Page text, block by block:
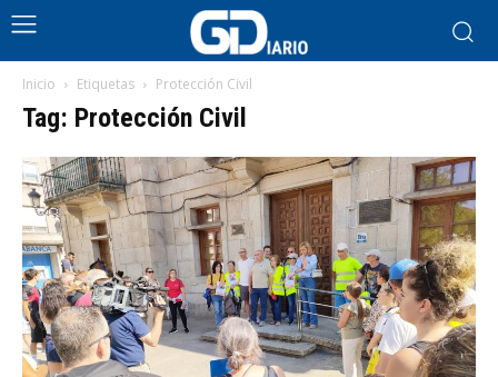
Inicio Etiquetas Protección Civil
Tag: Protección Civil